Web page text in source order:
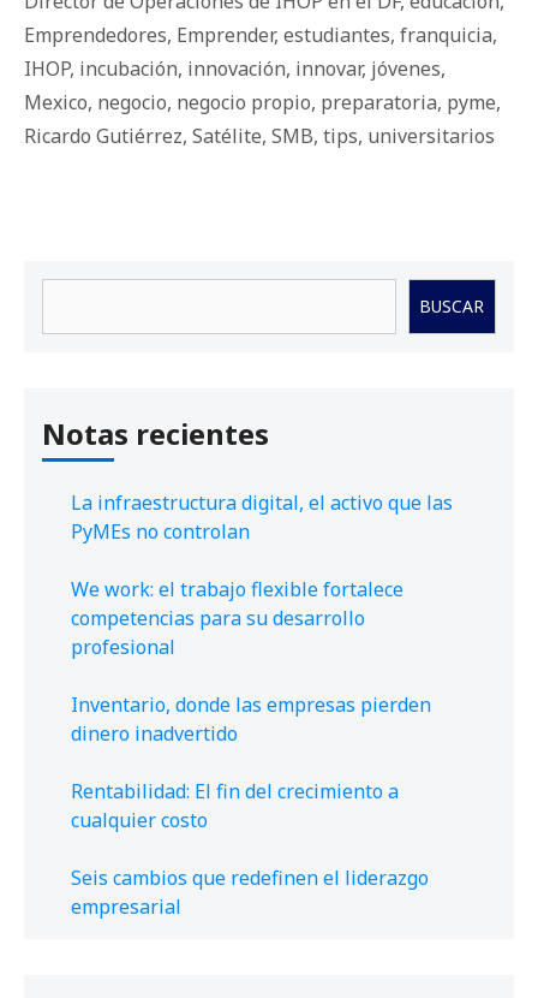
Emprendedores, Emprender, estudiantes, franquicia,
IHOP, incubación, innovación, innovar, jóvenes,
Mexico, negocio, negocio propio, preparatoria, pyme,
Ricardo Gutiérrez, Satélite, SMB, tips, universitarios
BUSCAR
Notas recientes
La infraestructura digital, el activo que las
PyMEs no controlan
We work: el trabajo flexible fortalece
competencias para su desarrollo
profesional
Inventario, donde las empresas pierden
dinero inadvertido
Rentabilidad: El fin del crecimiento a
cualquier costo
Seis cambios que redefinen el liderazgo
empresarial